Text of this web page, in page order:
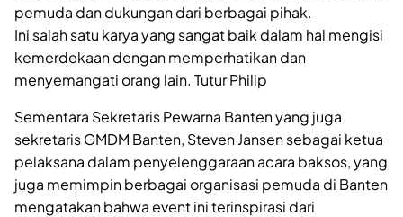
pemuda dan dukungan dari berbagai pihak.
Ini salah satu karya yang sangat baik dalam hal mengisi
kemerdekaan dengan memperhatikan dan
menyemangati orang lain. Tutur Philip
Sementara Sekretaris Pewarna Banten yang juga
sekretaris GMDM Banten, Steven Jansen sebagai ketua
pelaksana dalam penyelenggaraan acara baksos, yang
juga memimpin berbagai organisasi pemuda di Banten
mengatakan bahwa event ini terinspirasi dari